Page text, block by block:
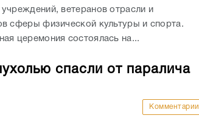
ветеранов отрасли и
сферы физической культуры и спорта.
церемония состоялась на...
спасли от паралича
Комментарии